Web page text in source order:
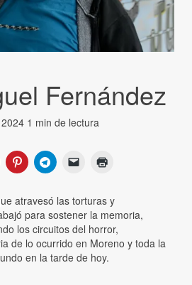
Fernández
1 min de lectura
atravesó las torturas y
para sostener la memoria,
los circuitos del horror,
de lo ocurrido en Moreno y toda la
en la tarde de hoy.